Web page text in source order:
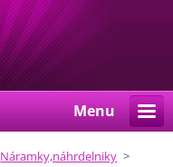
Menu
Náramky,náhrdelniky >